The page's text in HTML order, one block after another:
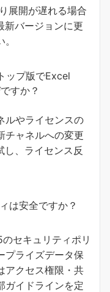
展開が遅れる場合
新バージョンに更
ップ版でExcel
すか？
ルやライセンスの
チャネルへの変更
、ライセンス反
は安全ですか？
セキュリティポリ
プライズデータ保
アクセス権限・共
ガイドラインを定